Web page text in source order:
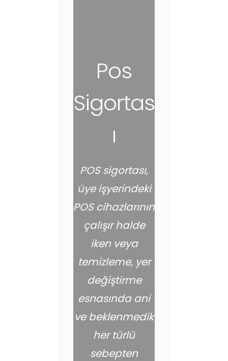
Pos
Sigortas
ı
POS sigortası,
üye işyerindeki
POS cihazlarının
çalışır halde
iken veya
temizleme, yer
değiştirme
esnasında ani
ve beklenmedik
her türlü
sebepten